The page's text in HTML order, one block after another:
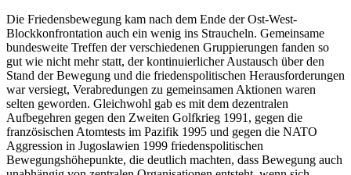
Die Friedensbewegung kam nach dem Ende der Ost-West-
Blockkonfrontation auch ein wenig ins Straucheln. Gemeinsame
bundesweite Treffen der verschiedenen Gruppierungen fanden so
gut wie nicht mehr statt, der kontinuierlicher Austausch über den
Stand der Bewegung und die friedenspolitischen Herausforderungen
war versiegt, Verabredungen zu gemeinsamen Aktionen waren
selten geworden. Gleichwohl gab es mit dem dezentralen
Aufbegehren gegen den Zweiten Golfkrieg 1991, gegen die
französischen Atomtests im Pazifik 1995 und gegen die NATO
Aggression in Jugoslawien 1999 friedenspolitischen
Bewegungshöhepunkte, die deutlich machten, dass Bewegung auch